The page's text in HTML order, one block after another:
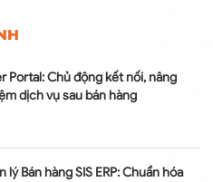
Portal: Chủ động kết nối, nâng
dịch vụ sau bán hàng
lý Bán hàng SIS ERP: Chuẩn hóa